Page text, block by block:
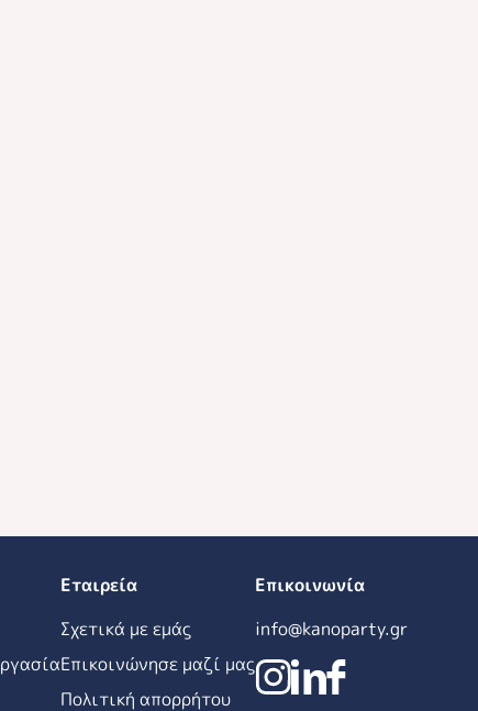
Εταιρεία
Σχετικά με εμάς
Επικοινώνησε μαζί μας
Πολιτική απορρήτου
Επικοινωνία
info@kanoparty.gr